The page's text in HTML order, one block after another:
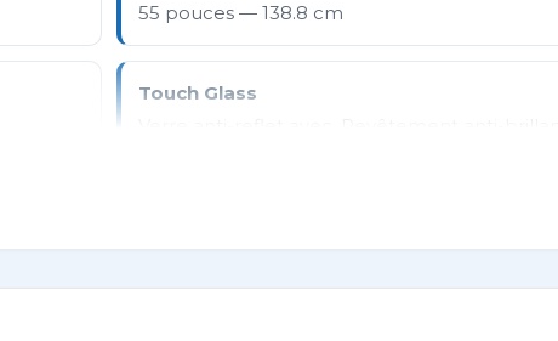
55 pouces — 138.8 cm
Touch Glass
16:9